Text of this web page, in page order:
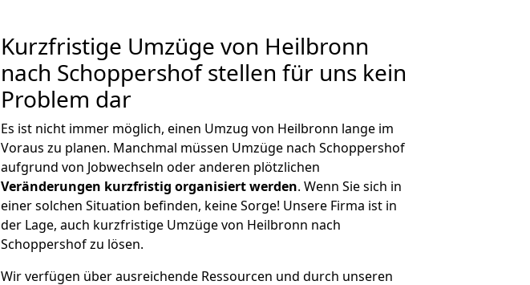
Kurzfristige Umzüge von Heilbronn
nach Schoppershof stellen für uns kein
Problem dar
Es ist nicht immer möglich, einen Umzug von Heilbronn lange im
Voraus zu planen. Manchmal müssen Umzüge nach Schoppershof
aufgrund von Jobwechseln oder anderen plötzlichen
Veränderungen kurzfristig organisiert werden. Wenn Sie sich in
einer solchen Situation befinden, keine Sorge! Unsere Firma ist in
der Lage, auch kurzfristige Umzüge von Heilbronn nach
Schoppershof zu lösen.
Wir verfügen über ausreichende Ressourcen und durch unseren